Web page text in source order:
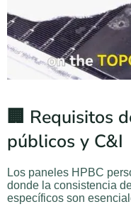
🏢 Requisitos
públicos y C&I
Los paneles HPBC
donde la consistencia
específicos son